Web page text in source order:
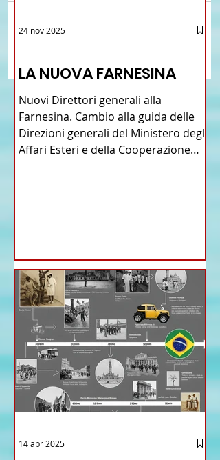
Brasile La Storia del
Scrivi un commento...
LA NUOVA FARNESINA
Nuovi Direttori generali alla
Farnesina. Cambio alla guida delle
Direzioni generali del Ministero degli
Affari Esteri e della Cooperazione
24 nov 2025
14 apr 2025